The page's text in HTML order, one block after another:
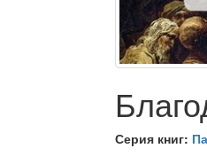
Серия книг: